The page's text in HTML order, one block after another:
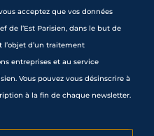
acceptez que vos données
de l’Est Parisien, dans le but de
l’objet d’un traitement
entreprises et au service
Vous pouvez vous désinscrire à
à la fin de chaque newsletter.